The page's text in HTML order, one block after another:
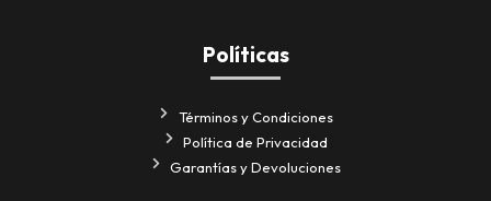
Políticas
Términos y Condiciones
Política de Privacidad
Garantías y Devoluciones